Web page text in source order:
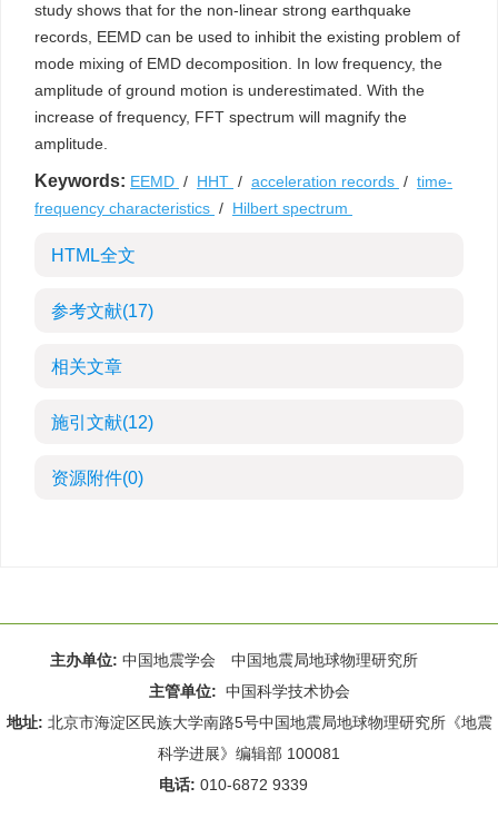
study shows that for the non-linear strong earthquake
records, EEMD can be used to inhibit the existing problem of
mode mixing of EMD decomposition. In low frequency, the
amplitude of ground motion is underestimated. With the
increase of frequency, FFT spectrum will magnify the
amplitude.
Keywords: EEMD / HHT / acceleration records / time-
frequency characteristics / Hilbert spectrum
HTML全文
参考文献(17)
相关文章
施引文献(12)
资源附件(0)
主办单位: 中国地震学会 中国地震局地球物理研究所
主管单位: 中国科学技术协会
地址: 北京市海淀区民族大学南路5号中国地震局地球物理研究所《地震
科学进展》编辑部 100081
电话: 010-6872 9339